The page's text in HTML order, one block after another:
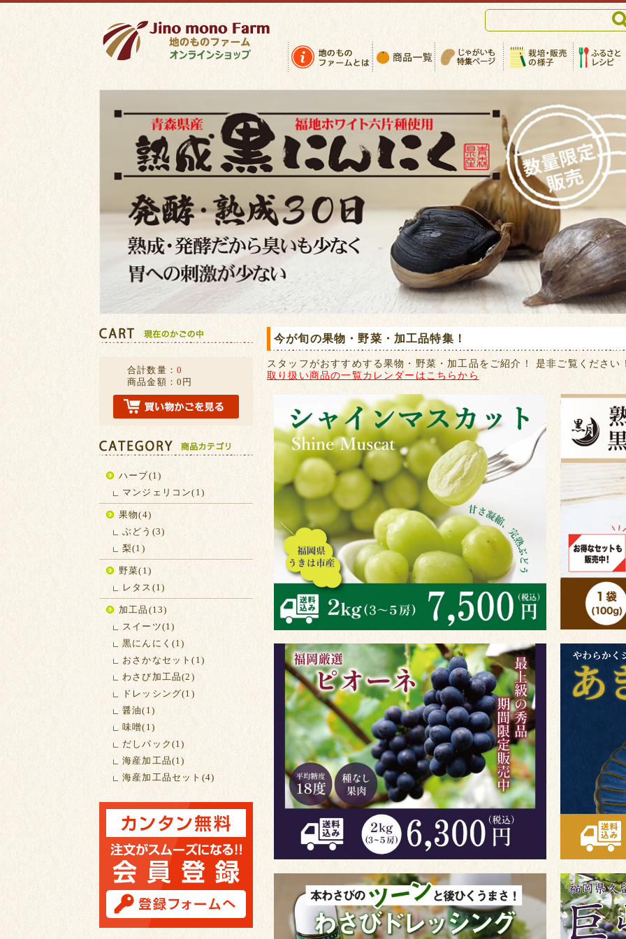
今が旬の果物・野菜・加工品特集！
スタッフがおすすめする果物・野菜・加工品をご紹介！ 是非ご覧ください
取り扱い商品の一覧カレンダーはこちらから
合計数量： 0
商品金額： 0円
ハーブ(1)
マンジェリコン(1)
果物(4)
ぶどう(3)
梨(1)
野菜(1)
レタス(1)
加工品(13)
スイーツ(1)
黒にんにく(1)
おさかなセット(1)
わさび加工品(2)
ドレッシング(1)
醤油(1)
味噌(1)
だしパック(1)
海産加工品(1)
海産加工品セット(4)